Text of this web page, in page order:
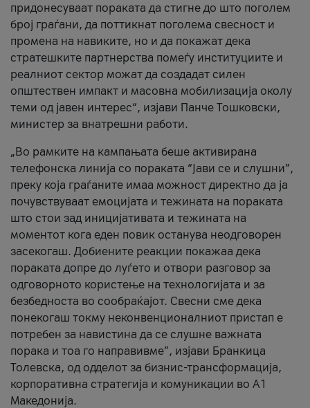
придонесуваат пораката да стигне до што поголем
број граѓани, да поттикнат поголема свесност и
промена на навиките, но и да покажат дека
стратешките партнерства помеѓу институциите и
реалниот сектор можат да создадат силен
општествен импакт и масовна мобилизација околу
теми од јавен интерес“, изјави Панче Тошковски,
министер за внатрешни работи.
„Во рамките на кампањата беше активирана
телефонска линија со пораката “Јави се и слушни”,
преку која граѓаните имаа можност директно да ја
почувствуваат емоцијата и тежината на пораката
што стои зад иницијативата и тежината на
моментот кога еден повик останува неодговорен
засекогаш. Добиените реакции покажаа дека
пораката допре до луѓето и отвори разговор за
одговорното користење на технологијата и за
безбедноста во сообраќајот. Свесни сме дека
понекогаш токму неконвенционалниот пристап е
потребен за навистина да се слушне важната
порака и тоа го направивме”, изјави Бранкица
Толевска, од одделот за бизнис-трансформација,
корпоративна стратегија и комуникации во А1
Македонија.